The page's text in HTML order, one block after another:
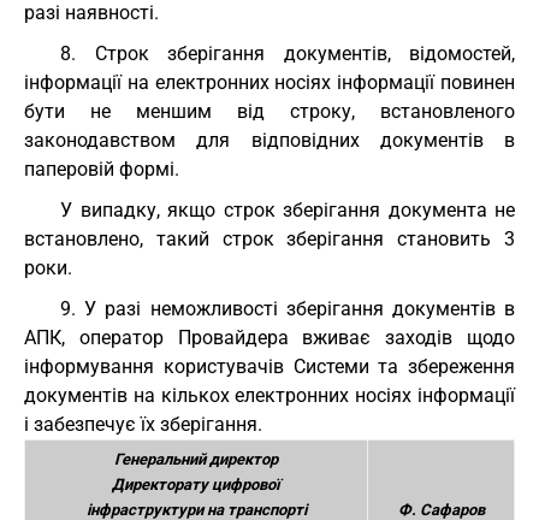
разі наявності.
8. Строк зберігання документів, відомостей,
інформації на електронних носіях інформації повинен
бути не меншим від строку, встановленого
законодавством для відповідних документів в
паперовій формі.
У випадку, якщо строк зберігання документа не
встановлено, такий строк зберігання становить 3
роки.
9. У разі неможливості зберігання документів в
АПК, оператор Провайдера вживає заходів щодо
інформування користувачів Системи та збереження
документів на кількох електронних носіях інформації
і забезпечує їх зберігання.
Генеральний директор
Директорату цифрової
інфраструктури на транспорті
Ф. Сафаров